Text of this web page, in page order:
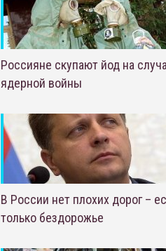
Россияне скупают йод на
ядерной войны
В России нет плохих дорог –
только бездорожье